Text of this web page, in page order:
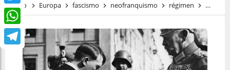
Twitter
WhatsApp
Telegram
Inicio Europa fascismo neofranquismo régimen